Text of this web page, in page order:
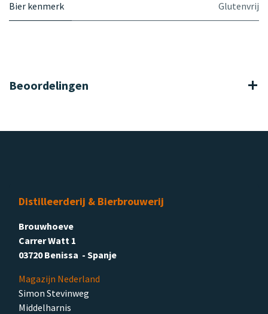
Bier kenmerk Glutenvrij
Beoordelingen
Distilleerderij & Bierbrouwerij
Brouwhoeve
Carrer Watt 1
03720 Benissa - Spanje
Magazijn Nederland
Simon Stevinweg
Middelharnis